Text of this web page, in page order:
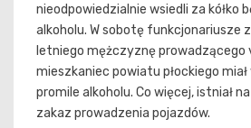
nieodpowiedzialnie wsiedli za kółko
alkoholu. W sobotę funkcjonariusze
letniego mężczyznę prowadzącego
mieszkaniec powiatu płockiego
promile alkoholu. Co więcej, istniał
zakaz prowadzenia pojazdów.